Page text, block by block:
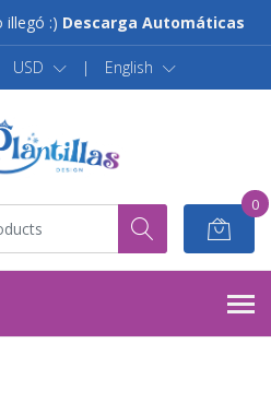
illegó :) Descarga Automáticas
USD | English
0